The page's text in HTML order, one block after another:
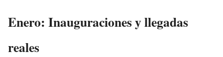
Enero: Inauguraciones y llegadas
reales